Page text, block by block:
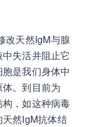
改天然IgM与腺
失活并阻止它
是我们身体中
。到目前为
，如这种病毒
然IgM抗体结